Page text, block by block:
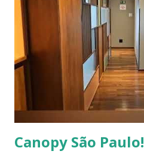
Canopy São Paulo!